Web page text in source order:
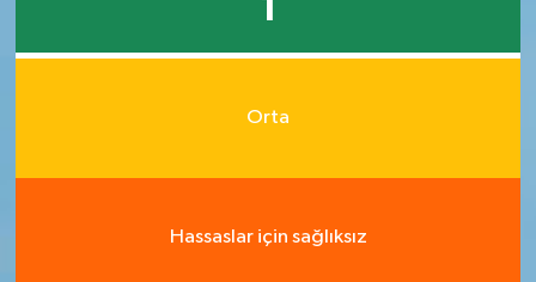
1
Orta
Hassaslar için sağlıksız